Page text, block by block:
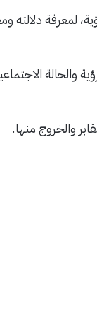
لمعرفة دلالته